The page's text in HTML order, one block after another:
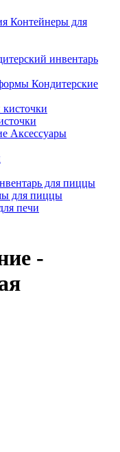
Контейнеры для
инвентарь
Кондитерские
Аксессуары
для пиццы
для пиццы
печи
-